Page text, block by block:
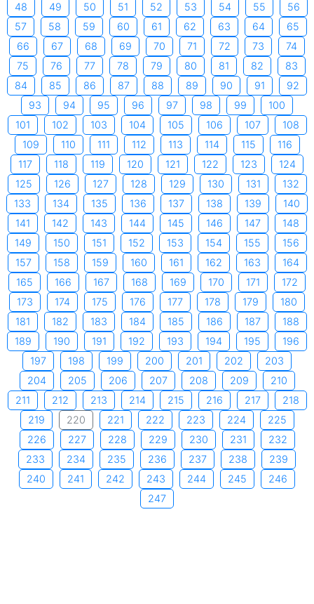
48
49 50 51 52 53 54 55
56
57
58 59 60 61 62 63 64
65
66
67 68 69 70 71 72 73
74
75
76 77 78 79 80 81 82
83
84
85 86 87 88 89 90 91
92
93
94 95 96 97 98 99
100
101
102 103 104 105 106 107
108
109
110 111 112 113 114 115
116
117
118 119 120 121 122 123
124
125
126 127 128 129 130 131
132
133
134 135 136 137 138 139
140
141
142 143 144 145 146 147
148
149
150 151 152 153 154 155
156
157
158 159 160 161 162 163
164
165
166 167 168 169 170 171
172
173
174 175 176 177 178 179
180
181
182 183 184 185 186 187
188
189
190 191 192 193 194 195
196
197
198 199 200 201 202
203
204
205 206 207 208 209
210
211
212 213 214 215 216 217
218
219
220 221 222 223 224
225
226
227 228 229 230 231
232
233
234 235 236 237 238
239
240
241 242 243 244 245
246
247